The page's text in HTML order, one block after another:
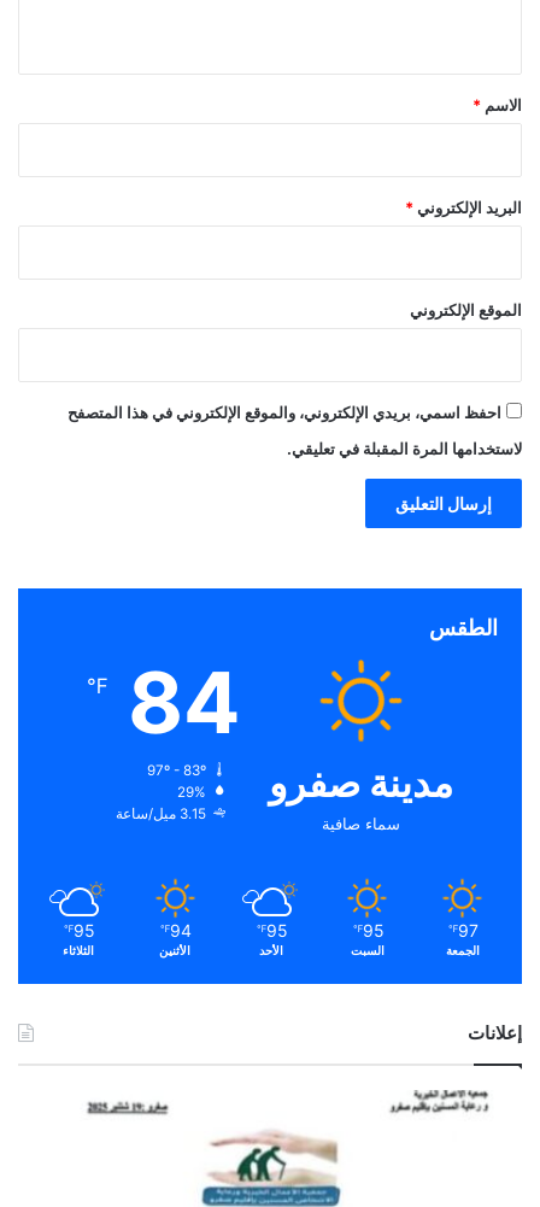
*
الاسم *
البريد الإلكتروني *
الموقع الإلكتروني
احفظ اسمي، بريدي الإلكتروني، والموقع الإلكتروني في هذا المتصفح
لاستخدامها المرة المقبلة في تعليقي.
الطقس
مدينة صفرو
سماء صافية
84
℉
29%
3.15 ميل/ساعة
97
℉
الجمعة
95
℉
السبت
95
℉
الأحد
94
℉
الأثنين
95
℉
الثلاثاء
إعلانات